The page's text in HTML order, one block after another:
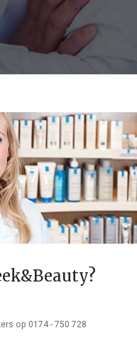
op 0174 - 750 728